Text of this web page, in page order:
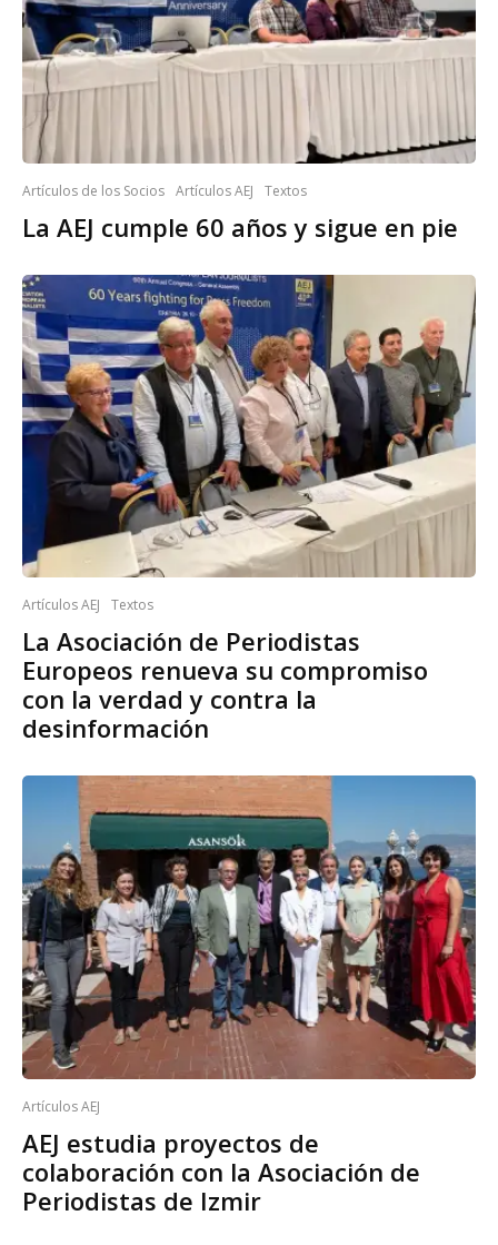
Artículos de los Socios Artículos AEJ Textos
La AEJ cumple 60 años y sigue en pie
Artículos AEJ Textos
La Asociación de Periodistas
Europeos renueva su compromiso
con la verdad y contra la
desinformación
Artículos AEJ
AEJ estudia proyectos de
colaboración con la Asociación de
Periodistas de Izmir